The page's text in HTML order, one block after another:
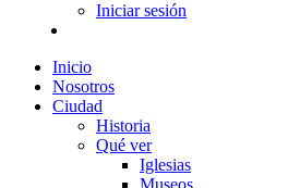
Iniciar sesión
Inicio
Nosotros
Ciudad
Historia
Qué ver
Iglesias
Museos